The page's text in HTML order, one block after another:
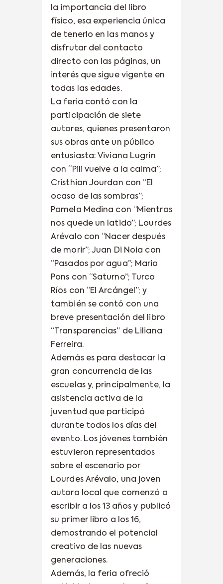
la importancia del libro
físico, esa experiencia única
de tenerlo en las manos y
disfrutar del contacto
directo con las páginas, un
interés que sigue vigente en
todas las edades.
La feria contó con la
participación de siete
autores, quienes presentaron
sus obras ante un público
entusiasta: Viviana Lugrin
con “Pili vuelve a la calma”;
Cristhian Jourdan con “El
ocaso de las sombras”;
Pamela Medina con “Mientras
nos quede un latido”; Lourdes
Arévalo con “Nacer después
de morir”; Juan Di Noia con
“Pasados por agua”; Mario
Pons con “Saturno”; Turco
Ríos con “El Arcángel”; y
también se contó con una
breve presentación del libro
“Transparencias” de Liliana
Ferreira.
Además es para destacar la
gran concurrencia de las
escuelas y, principalmente, la
asistencia activa de la
juventud que participó
durante todos los días del
evento. Los jóvenes también
estuvieron representados
sobre el escenario por
Lourdes Arévalo, una joven
autora local que comenzó a
escribir a los 13 años y publicó
su primer libro a los 16,
demostrando el potencial
creativo de las nuevas
generaciones.
Además, la feria ofreció